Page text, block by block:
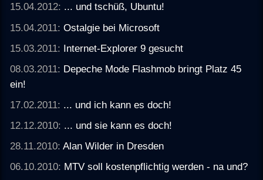
15.04.2012: ... und tschüß, Ubuntu!
15.04.2011:Ostalgie bei Microsoft
15.03.2011: Internet-Explorer 9 gesucht
08.03.2011: Depeche Mode Flashmob bringt Platz 45
ein!
17.02.2011: ... und ich kann es doch!
12.12.2010: ... und sie kann es doch!
28.11.2010:Alan Wilder in Dresden
06.10.2010: MTV soll kostenpflichtig werden - na und?